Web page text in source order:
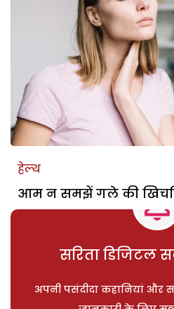
हेल्थ
आम न समझें गले की
सरिता डिजिटल
अपनी पसंदीदा कहानियां और